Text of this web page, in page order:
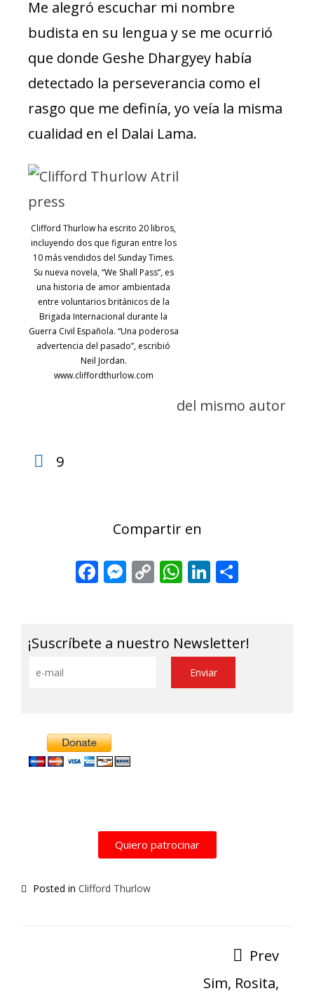
Me alegró escuchar mi nombre
budista en su lengua y se me ocurrió
que donde Geshe Dhargyey había
detectado la perseverancia como el
rasgo que me definía, yo veía la misma
cualidad en el Dalai Lama.
Clifford Thurlow ha escrito 20 libros,
incluyendo dos que figuran entre los
10 más vendidos del Sunday Times.
Su nueva novela, “We Shall Pass”, es
una historia de amor ambientada
entre voluntarios británicos de la
Brigada Internacional durante la
Guerra Civil Española. “Una poderosa
advertencia del pasado”, escribió
Neil Jordan.
www.cliffordthurlow.com
del mismo autor
9
Compartir en
Facebook
Messenger
CopyWhatsApp
LinkedIn
¡Suscríbete a nuestro Newsletter!
Quiero patrocinar
Posted in Clifford Thurlow
Prev
Sim, Rosita,